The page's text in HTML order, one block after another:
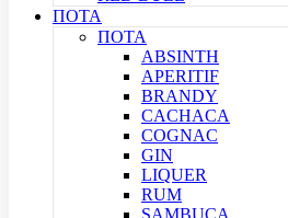
ΠΟΤΑ
ΠΟΤΑ
ABSINTH
APERITIF
BRANDY
CACHACA
COGNAC
GIN
LIQUER
RUM
SAMBUCA